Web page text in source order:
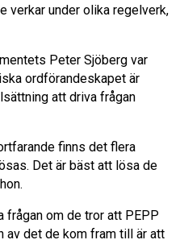
verkar under olika regelverk,
Peter Sjöberg var
ordförandeskapet är
att driva frågan
finns det flera
Det är bäst att lösa de
frågan om de tror att PEPP
av det de kom fram till är att